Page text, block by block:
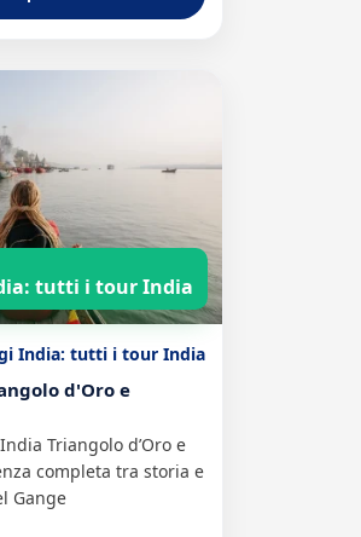
tutti i tour India
India: tutti i tour India
d'Oro e
Triangolo d’Oro e
completa tra storia e
Gange